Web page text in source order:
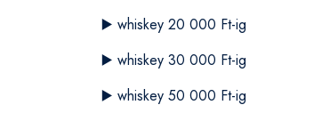
▶️ whiskey 20 000 Ft-ig
▶️ whiskey 30 000 Ft-ig
▶️ whiskey 50 000 Ft-ig